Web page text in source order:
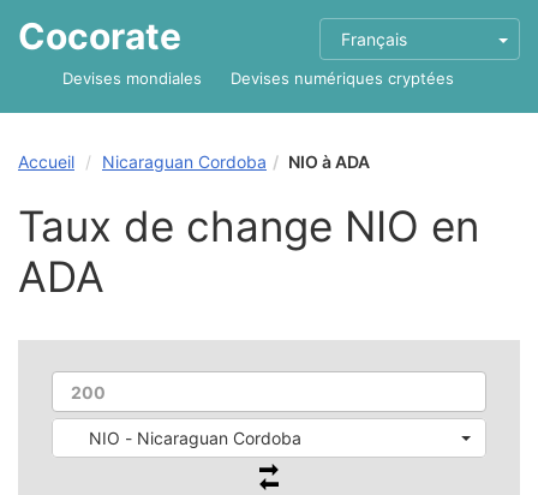
Cocorate Français
Devises mondiales Devises numériques cryptées
Accueil Nicaraguan Cordoba NIO à ADA
Taux de change NIO en
ADA
NIO - Nicaraguan Cordoba